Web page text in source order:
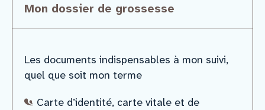
Mon dossier de grossesse
Les documents indispensables à mon suivi,
quel que soit mon terme
Carte d’identité, carte vitale et de